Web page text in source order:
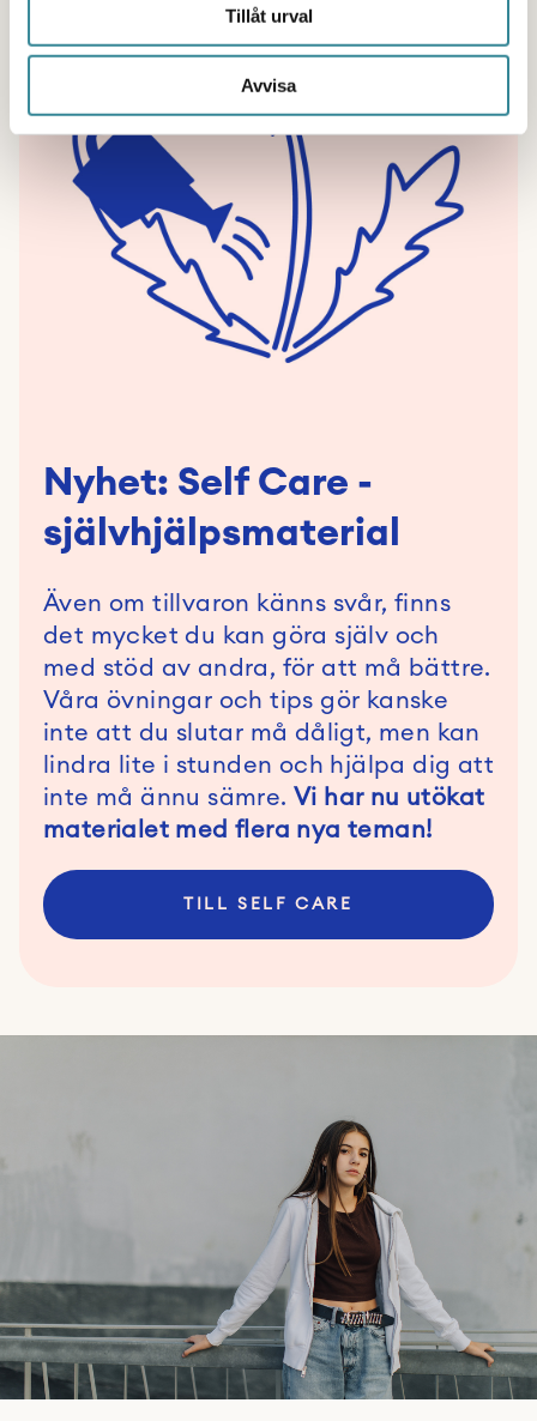
Tillåt urval
Avvisa
Nyhet: Self Care -
självhjälpsmaterial
Även om tillvaron känns svår, finns
det mycket du kan göra själv och
med stöd av andra, för att må bättre.
Våra övningar och tips gör kanske
inte att du slutar må dåligt, men kan
lindra lite i stunden och hjälpa dig att
inte må ännu sämre. Vi har nu utökat
materialet med flera nya teman!
TILL SELF CARE